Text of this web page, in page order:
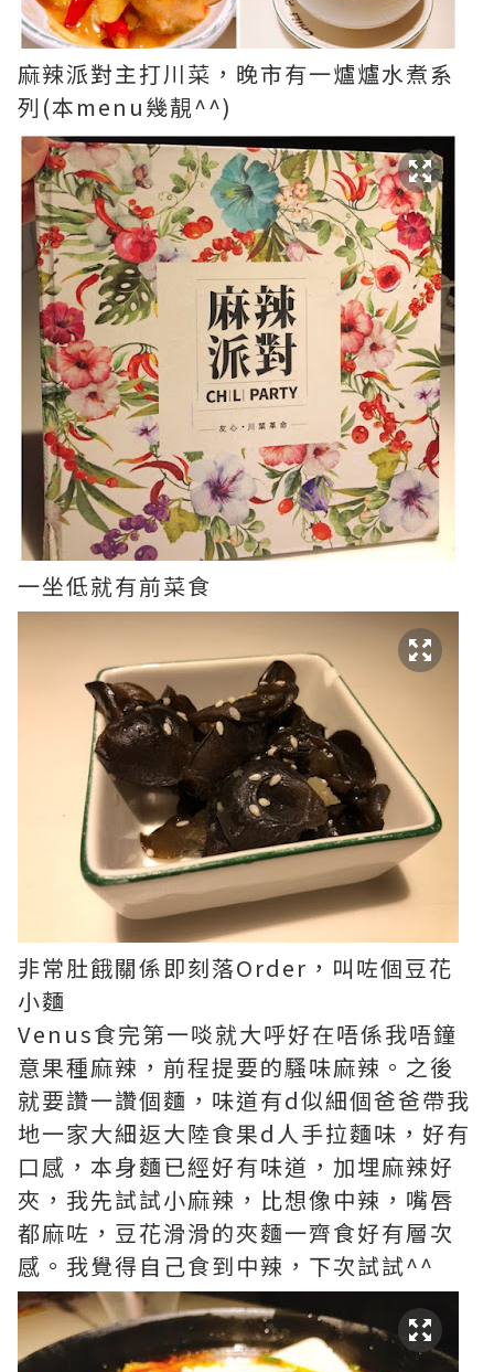
麻辣派對主打川菜，晚市有一爐爐水煮系
列(本menu幾靚^^)
一坐低就有前菜食
非常肚餓關係即刻落Order，叫咗個豆花
小麵
Venus食完第一啖就大呼好在唔係我唔鐘
意果種麻辣，前程提要的騷味麻辣。之後
就要讚一讚個麵，味道有d似細個爸爸帶我
地一家大細返大陸食果d人手拉麵味，好有
口感，本身麵已經好有味道，加埋麻辣好
夾，我先試試小麻辣，比想像中辣，嘴唇
都麻咗，豆花滑滑的夾麵一齊食好有層次
感。我覺得自己食到中辣，下次試試^^